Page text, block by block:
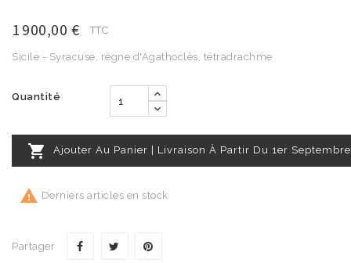
1 900,00 € TTC
Sicile - Syracuse, règne d'Agathoclès, tétradrachme
Quantité
 Ajouter Au Panier | Livraison À Partir Du 1er Septembre
 Derniers articles en stock
Partager